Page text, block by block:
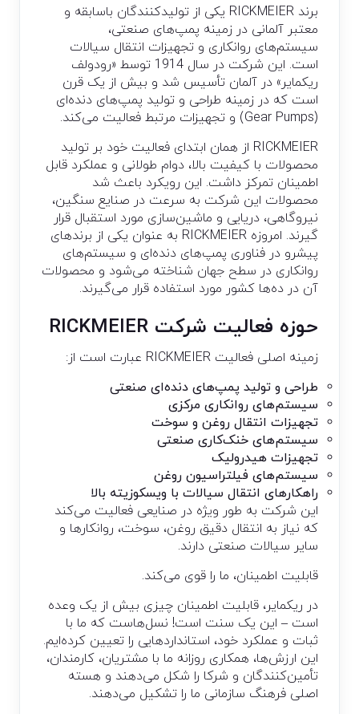
برند RICKMEIER یکی از تولیدکنندگان باسابقه و
معتبر آلمانی در زمینه پمپ‌های صنعتی،
سیستم‌های روانکاری و تجهیزات انتقال سیالات
است. این شرکت در سال 1914 توسط «رودولف
ریکمایر» در آلمان تأسیس شد و بیش از یک قرن
است که در زمینه طراحی و تولید پمپ‌های دنده‌ای
(Gear Pumps) و تجهیزات مرتبط فعالیت می‌کند.
RICKMEIER از همان ابتدای فعالیت خود بر تولید
محصولات با کیفیت بالا، دوام طولانی و عملکرد قابل
اطمینان تمرکز داشت. این رویکرد باعث شد
محصولات این شرکت به سرعت در صنایع سنگین،
نیروگاهی، دریایی و ماشین‌سازی مورد استقبال قرار
گیرند. امروزه RICKMEIER به عنوان یکی از برندهای
پیشرو در فناوری پمپ‌های دنده‌ای و سیستم‌های
روانکاری در سطح جهان شناخته می‌شود و محصولات
آن در ده‌ها کشور مورد استفاده قرار می‌گیرند.
حوزه فعالیت شرکت RICKMEIER
زمینه اصلی فعالیت RICKMEIER عبارت است از:
طراحی و تولید پمپ‌های دنده‌ای صنعتی
سیستم‌های روانکاری مرکزی
تجهیزات انتقال روغن و سوخت
سیستم‌های خنک‌کاری صنعتی
تجهیزات هیدرولیک
سیستم‌های فیلتراسیون روغن
راهکارهای انتقال سیالات با ویسکوزیته بالا
این شرکت به طور ویژه در صنایعی فعالیت می‌کند
که نیاز به انتقال دقیق روغن، سوخت، روانکارها و
سایر سیالات صنعتی دارند.
قابلیت اطمینان، ما را قوی می‌کند.
در ریکمایر، قابلیت اطمینان چیزی بیش از یک وعده
است – این یک سنت است! نسل‌هاست که ما با
ثبات و عملکرد خود، استانداردهایی را تعیین کرده‌ایم.
این ارزش‌ها، همکاری روزانه ما با مشتریان، کارمندان،
تأمین‌کنندگان و شرکا را شکل می‌دهند و هسته
اصلی فرهنگ سازمانی ما را تشکیل می‌دهند.